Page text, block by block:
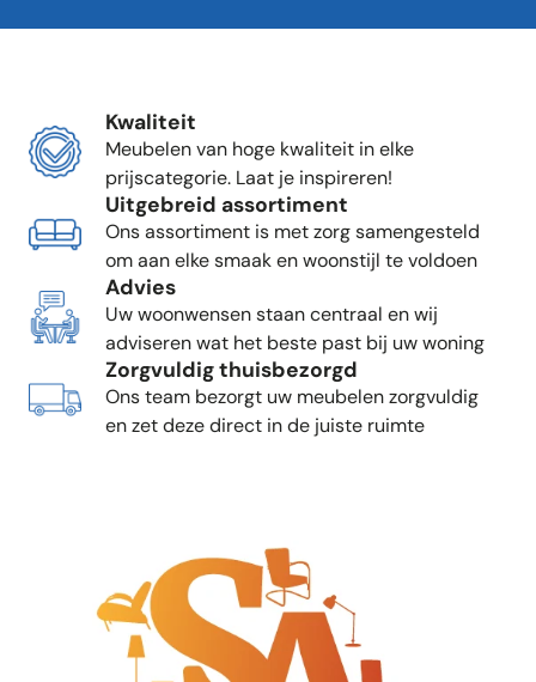
Kwaliteit
Meubelen van hoge kwaliteit in elke
prijscategorie. Laat je inspireren!
Uitgebreid assortiment
Ons assortiment is met zorg samengesteld
om aan elke smaak en woonstijl te voldoen
Advies
Uw woonwensen staan centraal en wij
adviseren wat het beste past bij uw woning
Zorgvuldig thuisbezorgd
Ons team bezorgt uw meubelen zorgvuldig
en zet deze direct in de juiste ruimte